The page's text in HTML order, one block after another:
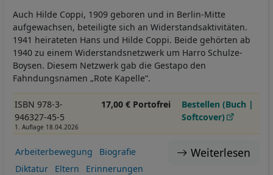
Auch Hilde Coppi, 1909 geboren und in Berlin-Mitte
aufgewachsen, beteiligte sich an Widerstandsaktivitäten.
1941 heirateten Hans und Hilde Coppi. Beide gehörten ab
1940 zu einem Widerstandsnetzwerk um Harro Schulze-
Boysen. Diesem Netzwerk gab die Gestapo den
Fahndungsnamen „Rote Kapelle“.
ISBN 978-3-
946327-45-5
1. Auflage 18.04.2026
17,00 € Portofrei
Bestellen (Buch |
Softcover)
Weiterlesen
Arbeiterbewegung
Biografie
Diktatur
Eltern
Erinnerungen